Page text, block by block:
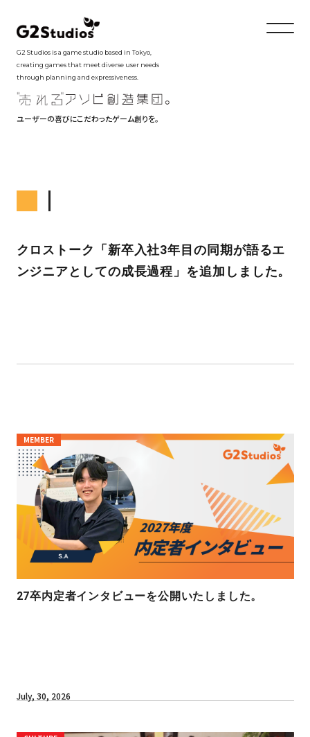
G2 Studios is a game studio based in Tokyo,
creating games that meet diverse user needs
through planning and expressiveness.
ユーザーの喜びにこだわったゲーム創りを。
クロストーク「新卒入社3年目の同期が語るエ
ンジニアとしての成長過程」を追加しました。
MEMBER
27卒内定者インタビューを公開いたしました。
July, 30, 2026